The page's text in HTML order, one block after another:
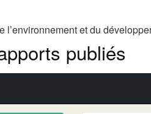
l’environnement et du
publiés